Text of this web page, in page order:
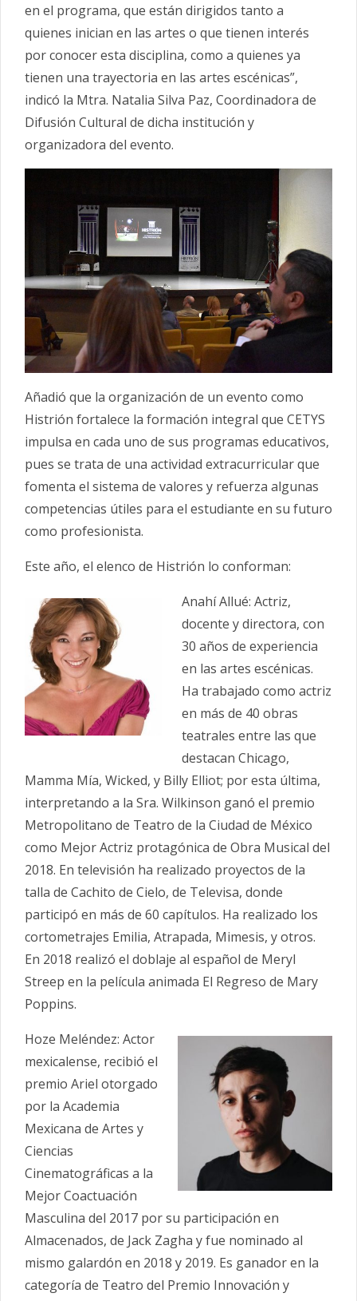
en el programa, que están dirigidos tanto a
quienes inician en las artes o que tienen interés
por conocer esta disciplina, como a quienes ya
tienen una trayectoria en las artes escénicas”,
indicó la Mtra. Natalia Silva Paz, Coordinadora de
Difusión Cultural de dicha institución y
organizadora del evento.
Añadió que la organización de un evento como
Histrión fortalece la formación integral que CETYS
impulsa en cada uno de sus programas educativos,
pues se trata de una actividad extracurricular que
fomenta el sistema de valores y refuerza algunas
competencias útiles para el estudiante en su futuro
como profesionista.
Este año, el elenco de Histrión lo conforman:
Anahí Allué: Actriz,
docente y directora, con
30 años de experiencia
en las artes escénicas.
Ha trabajado como actriz
en más de 40 obras
teatrales entre las que
destacan Chicago,
Mamma Mía, Wicked, y Billy Elliot; por esta última,
interpretando a la Sra. Wilkinson ganó el premio
Metropolitano de Teatro de la Ciudad de México
como Mejor Actriz protagónica de Obra Musical del
2018. En televisión ha realizado proyectos de la
talla de Cachito de Cielo, de Televisa, donde
participó en más de 60 capítulos. Ha realizado los
cortometrajes Emilia, Atrapada, Mimesis, y otros.
En 2018 realizó el doblaje al español de Meryl
Streep en la película animada El Regreso de Mary
Poppins.
Hoze Meléndez: Actor
mexicalense, recibió el
premio Ariel otorgado
por la Academia
Mexicana de Artes y
Ciencias
Cinematográficas a la
Mejor Coactuación
Masculina del 2017 por su participación en
Almacenados, de Jack Zagha y fue nominado al
mismo galardón en 2018 y 2019. Es ganador en la
categoría de Teatro del Premio Innovación y